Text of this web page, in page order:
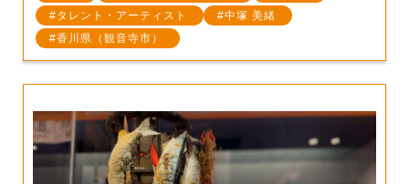
タレント・アーティスト
中塚 美緒
香川県（観音寺市）